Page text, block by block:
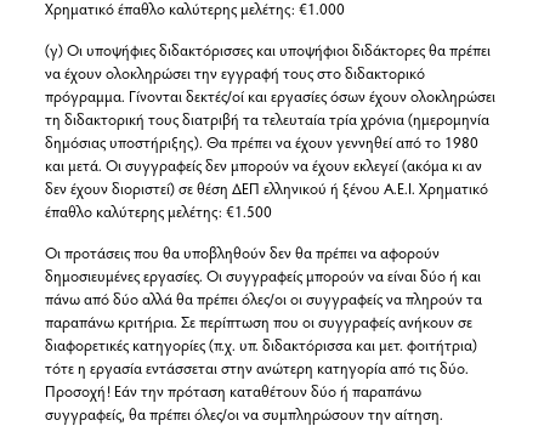
Χρηματικό έπαθλο καλύτερης μελέτης: €1.000
(γ) Οι υποψήφιες διδακτόρισσες και υποψήφιοι διδάκτορες θα πρέπει
να έχουν ολοκληρώσει την εγγραφή τους στο διδακτορικό
πρόγραμμα. Γίνονται δεκτές/οί και εργασίες όσων έχουν ολοκληρώσει
τη διδακτορική τους διατριβή τα τελευταία τρία χρόνια (ημερομηνία
δημόσιας υποστήριξης). Θα πρέπει να έχουν γεννηθεί από το 1980
και μετά. Οι συγγραφείς δεν μπορούν να έχουν εκλεγεί (ακόμα κι αν
δεν έχουν διοριστεί) σε θέση ΔΕΠ ελληνικού ή ξένου Α.Ε.Ι. Χρηματικό
έπαθλο καλύτερης μελέτης: €1.500
Οι προτάσεις που θα υποβληθούν δεν θα πρέπει να αφορούν
δημοσιευμένες εργασίες. Οι συγγραφείς μπορούν να είναι δύο ή και
πάνω από δύο αλλά θα πρέπει όλες/οι οι συγγραφείς να πληρούν τα
παραπάνω κριτήρια. Σε περίπτωση που οι συγγραφείς ανήκουν σε
διαφορετικές κατηγορίες (π.χ. υπ. διδακτόρισσα και μετ. φοιτήτρια)
τότε η εργασία εντάσσεται στην ανώτερη κατηγορία από τις δύο.
Προσοχή! Εάν την πρόταση καταθέτουν δύο ή παραπάνω
συγγραφείς, θα πρέπει όλες/οι να συμπληρώσουν την αίτηση.